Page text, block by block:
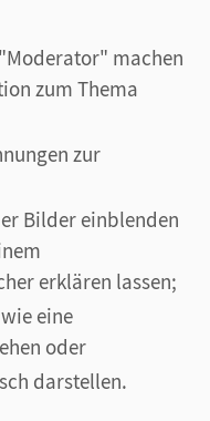
machen
zum Thema
zur
Bilder einblenden
erklären lassen;
eine
oder
darstellen.